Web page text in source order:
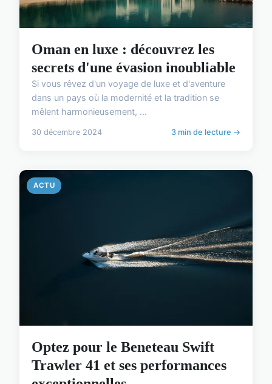
Oman en luxe : découvrez les
secrets d'une évasion inoubliable
Si vous rêvez d'un voyage de luxe et d'aventure
dans un pays où la modernité et la tradition se
mêlent harmonieusement, ...
30 décembre 2024 3 min de lecture →
ACTU
Optez pour le Beneteau Swift
Trawler 41 et ses performances